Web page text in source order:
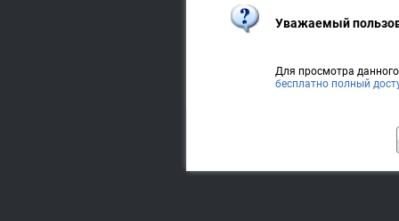
Уважаемый
Для просмотра
бесплатно полный